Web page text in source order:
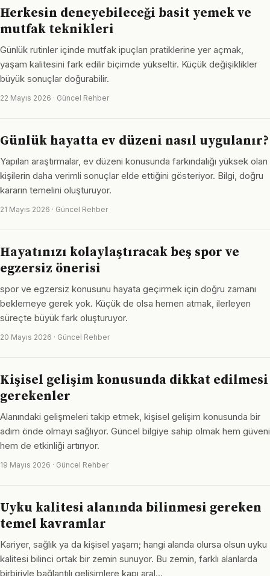
Herkesin deneyebileceği basit yemek ve
mutfak teknikleri
Günlük rutinler içinde mutfak ipuçları pratiklerine yer açmak,
yaşam kalitesini fark edilir biçimde yükseltir. Küçük değişiklikler
büyük sonuçlar doğurabilir.
22 Mayıs 2026 · Güncel Rehber
Günlük hayatta ev düzeni nasıl uygulanır?
Yapılan araştırmalar, ev düzeni konusunda farkındalığı yüksek olan
kişilerin daha verimli sonuçlar elde ettiğini gösteriyor. Bilgi, doğru
kararın temelini oluşturuyor.
21 Mayıs 2026 · Güncel Rehber
Hayatınızı kolaylaştıracak beş spor ve
egzersiz önerisi
spor ve egzersiz konusunu hayata geçirmek için doğru zamanı
beklemeye gerek yok. Küçük de olsa hemen atmak, ilerleyen
süreçte büyük fark oluşturuyor.
20 Mayıs 2026 · Güncel Rehber
Kişisel gelişim konusunda dikkat edilmesi
gerekenler
Alanındaki gelişmeleri takip etmek, kişisel gelişim konusunda bir
adım önde olmayı sağlıyor. Güncel bilgiye sahip olmak hem güveni
hem de etkinliği artırıyor.
19 Mayıs 2026 · Güncel Rehber
Uyku kalitesi alanında bilinmesi gereken
temel kavramlar
Kariyer, sağlık ya da kişisel yaşam; hangi alanda olursa olsun uyku
kalitesi bilinci ortak bir zemin sunuyor. Bu zemin, farklı alanlarda
birbiriyle bağlantılı gelişimlere kapı aral…